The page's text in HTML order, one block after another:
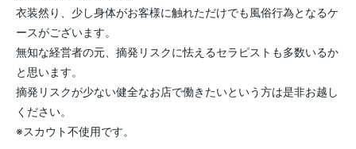
衣装然り、少し身体がお客様に触れただけでも風俗行為となるケ
ースがございます。
無知な経営者の元、摘発リスクに怯えるセラピストも多数いるか
と思います。
摘発リスクが少ない健全なお店で働きたいという方は是非お越し
ください。
※スカウト不使用です。